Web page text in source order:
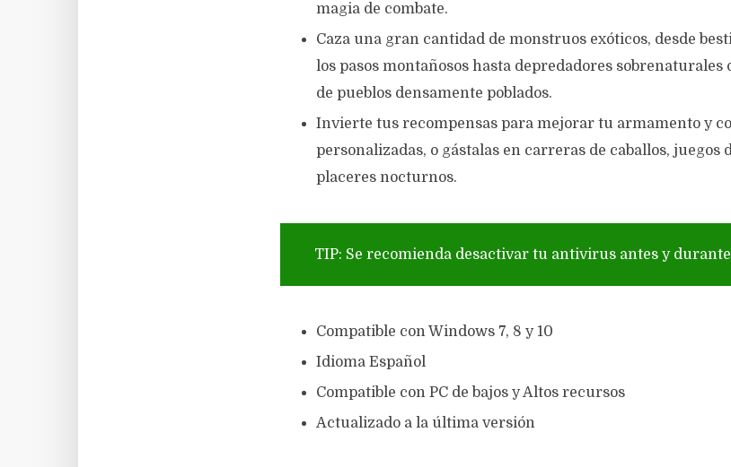
magia de combate.
Caza una gran cantidad de monstruos exóticos, desde
los pasos montañosos hasta depredadores sobrenaturales
de pueblos densamente poblados.
Invierte tus recompensas para mejorar tu armamento y
personalizadas, o gástalas en carreras de caballos, juegos
placeres nocturnos.
TIP: Se recomienda desactivar tu antivirus antes y
Compatible con Windows 7, 8 y 10
Idioma Español
Compatible con PC de bajos y Altos recursos
Actualizado a la última versión